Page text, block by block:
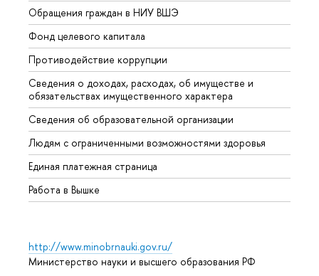
Обращения граждан в НИУ ВШЭ
Фонд целевого капитала
Противодействие коррупции
Сведения о доходах, расходах, об имуществе и
обязательствах имущественного характера
Сведения об образовательной организации
Людям с ограниченными возможностями здоровья
Единая платежная страница
Работа в Вышке
http://www.minobrnauki.gov.ru/
Министерство науки и высшего образования РФ